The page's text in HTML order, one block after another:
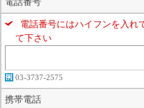
電話番号にはハイフンを入れて下さい/日中連絡の取れる番号を記載し
て下さい
03-3737-2575
携帯電話